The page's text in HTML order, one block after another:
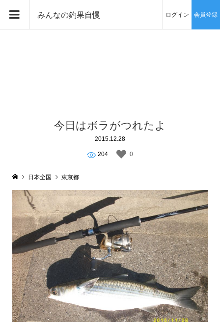
みんなの釣果自慢 ログイン 会員登録
今日はボラがつれたよ
2015.12.28
204 0
日本全国 東京都